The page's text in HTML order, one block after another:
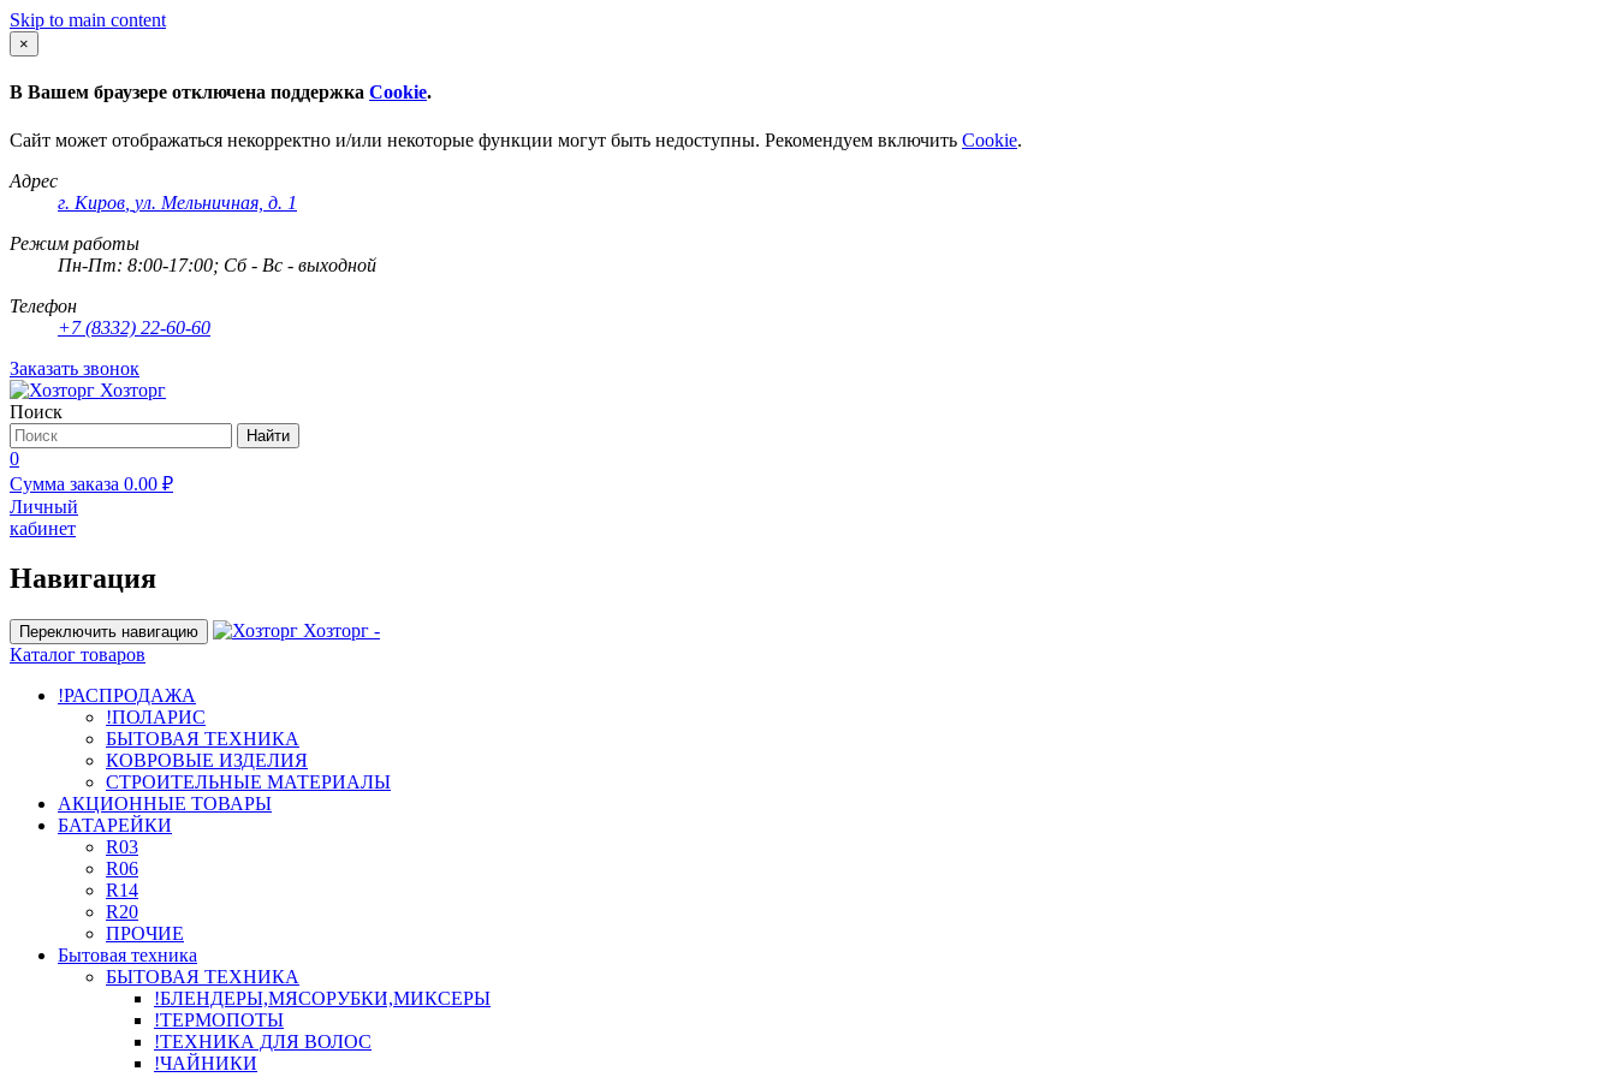
Skip to main content
×
В Вашем браузере отключена поддержка Cookie.
Сайт может отображаться некорректно и/или некоторые функции могут быть недоступны. Рекомендуем включить Cookie.
Адрес
г. Киров ул. Мельничная, д. 1
Режим работы
Пн-Пт: 8:00-17:00; Сб - Вс - выходной
Телефон
+7 (8332) 22-60-60
Заказать звонок
Хозторг
Поиск
Найти
0
Сумма заказа 0.00 ₽
Личный
кабинет
Навигация
Переключить навигацию
Хозторг -
Каталог товаров
!РАСПРОДАЖА
!ПОЛАРИС
БЫТОВАЯ ТЕХНИКА
КОВРОВЫЕ ИЗДЕЛИЯ
СТРОИТЕЛЬНЫЕ МАТЕРИАЛЫ
АКЦИОННЫЕ ТОВАРЫ
БАТАРЕЙКИ
R03
R06
R14
R20
ПРОЧИЕ
Бытовая техника
БЫТОВАЯ ТЕХНИКА
!БЛЕНДЕРЫ,МЯСОРУБКИ,МИКСЕРЫ
!ТЕРМОПОТЫ
!ТЕХНИКА ДЛЯ ВОЛОС
!ЧАЙНИКИ